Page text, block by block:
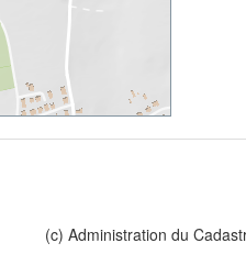
(c) Administration du